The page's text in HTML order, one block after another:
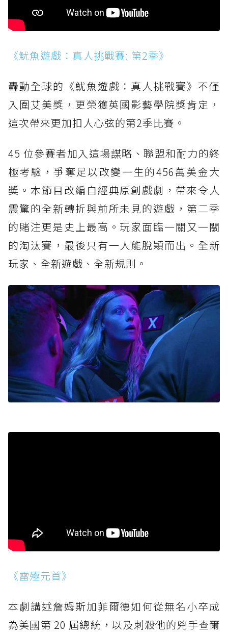
《魷魚遊戲：真人挑戰賽: 第2季》
轟動全球的《魷魚遊戲：真人挑戰賽》不僅
入圍艾美獎，更榮獲英國影藝學院獎肯定，
這次帶來更加扣人心弦的第2季比賽。
45 位參賽者加入這場謀略、聯盟和耐力的終
極考驗，爭奪足以改變一生的456萬美金大
獎。本節目改編自經典原創戲劇，帶來令人
震驚的全新轉折與前所未見的遊戲，第二季
的賭注更是史上最高。玩家面臨一關又一關
的淘汰賽，最後只有一人能脫穎而出。全新
玩家、全新遊戲、全新規則。
《雷殛元首》
本劇講述詹姆斯加菲爾德如何從無名小卒成
為美國第 20 屆總統，以及刺殺他的兇手查爾